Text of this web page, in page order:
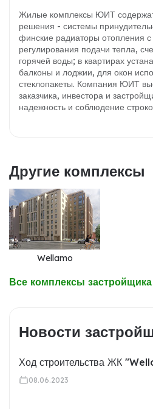
Жилые комплексы ЮИТ
решения - системы
финские радиаторы отопления
регулирования подачи тепла,
горячей воды; в квартирах
балконы и лоджии, для окон
стеклопакеты. Компания ЮИТ
заказчика, инвестора и
надежность и соблюдение
Другие комплексы
Wellamo
Все комплексы застройщика
Новости
Ход строительства ЖК
08.06.2023